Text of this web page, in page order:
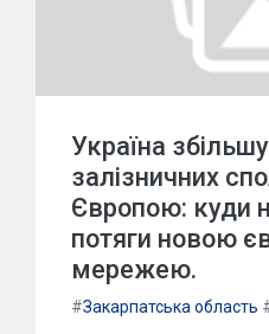
Україна
залізничних
Європою: куди
потяги новою
мережею.
#Закарпатська область